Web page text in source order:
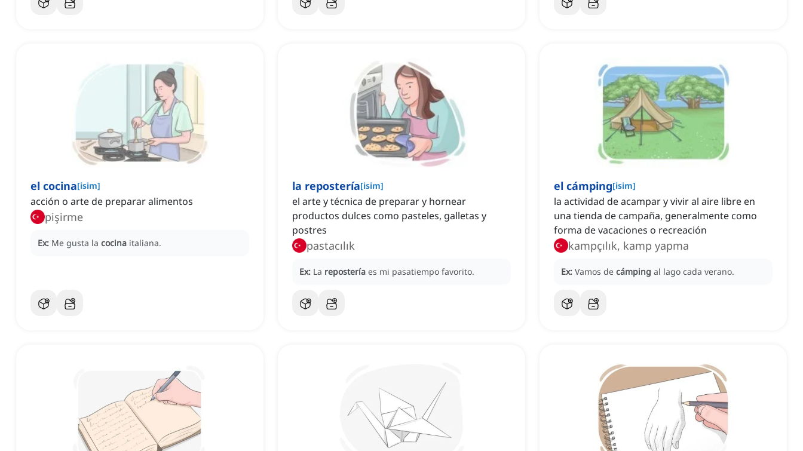
el cocina[isim]
acción o arte de preparar alimentos
pişirme
Ex: Me gusta la cocina italiana.
la repostería[isim]
el arte y técnica de preparar y hornear
productos dulces como pasteles, galletas y
postres
pastacılık
Ex: La repostería es mi pasatiempo favorito.
el cámping[isim]
la actividad de acampar y vivir al aire libre en
una tienda de campaña, generalmente como
forma de vacaciones o recreación
kampçılık, kamp yapma
Ex: Vamos de cámping al lago cada verano.